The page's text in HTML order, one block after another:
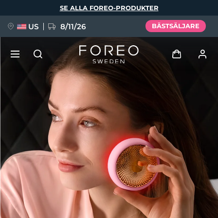
SE ALLA FOREO-PRODUKTER
US 8/11/26 BÄSTSÄLJARE
Logga in
Användarprofil
Mina enheter
Mina beställningar
Mina adresser
Mina prenumerationer
FAQ™ Pure Beauty-Tech Elixir
BREAKING NEWS
issa™ Teeth Whitening Set
Deutsch
Español
Français
Italiano
Português
Polski
Svenska
Русский
Türkçe
简体中文 繁體中文